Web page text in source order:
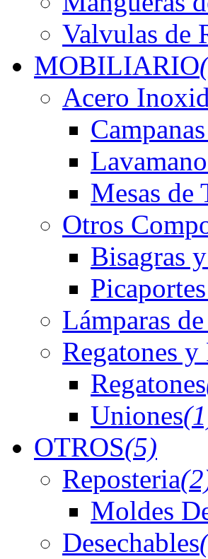
Valvulas de
MOBILIARIO
Acero
Mesas de
Otros
Bisagras
Lámparas
Regatones y
Regatones
Uniones
OTROS(5)
Reposteria
Moldes
Desechables